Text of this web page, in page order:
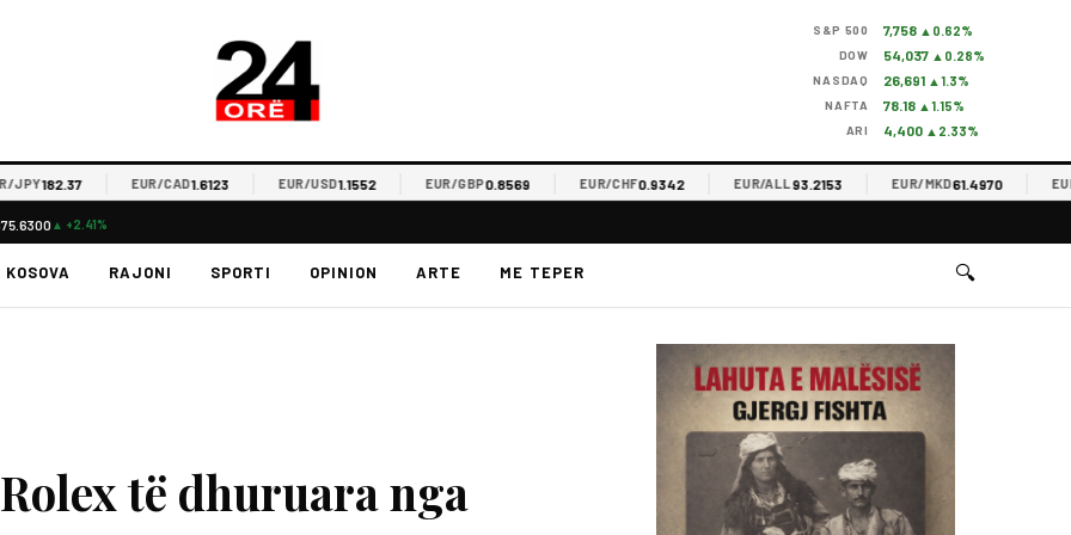
S&P 500 7,758 ▲0.62%
DOW 54,037 ▲0.28%
NASDAQ 26,691 ▲1.3%
NAFTA 78.18 ▲1.15%
ARI 4,400 ▲2.33%
182.37 EUR/CAD1.6123 EUR/USD1.1552 EUR/GBP0.8569 EUR/CHF0.9342 EUR/ALL93.2153 EUR/MKD61.4970 EUR/
▲ +2.41%
KOSOVA RAJONI SPORTI OPINION ARTE ME TEPER 🔍
të dhuruara nga